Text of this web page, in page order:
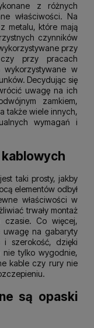
z różnych
właściwości. Na
metalu, które mają
czynników
przy
czy przy pracach
w
Decydując się
uwagę na ich
zamkiem,
także wiele innych,
wymagań i
taki prosty, jakby
elementów odbył
właściwości w
trwały montaż
czasie. Co więcej,
uwagę na gabaryty
i szerokość, dzięki
nie tylko wygodnie,
kable czy rury nie
są opaski